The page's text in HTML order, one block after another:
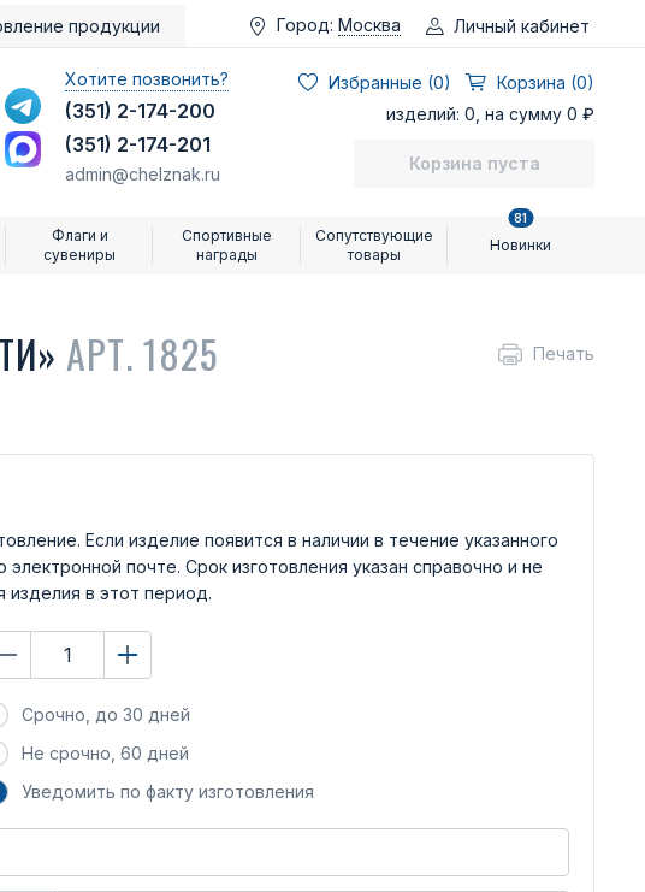
продукции Город: Москва Личный кабинет
Хотите позвонить?
(351) 2-174-200
(351) 2-174-201
admin@chelznak.ru
Избранные (0)
Корзина (0)
изделий: 0, на сумму 0 ₽
Корзина пуста
Флаги и
сувениры
Спортивные
награды
Сопутствующие
товары
Новинки
81
АРТ. 1825 Печать
Если изделие появится в наличии в течение указанного
почте. Срок изготовления указан справочно и не
изделия в этот период.
Срочно, до 30 дней
Не срочно, 60 дней
Уведомить по факту изготовления